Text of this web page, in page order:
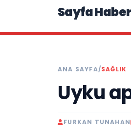
Sayfa Haber
ANA SAYFA/SAĞLIK
Uyku
FURKAN TUNAHAN